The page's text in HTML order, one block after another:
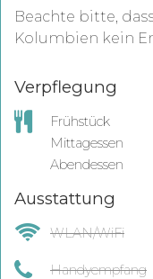
Beachte bitte,
Kolumbien kein
Verpflegung
Frühstück
Mittagessen
Abendessen
Ausstattung
WLAN/WiFi
Handyempfang